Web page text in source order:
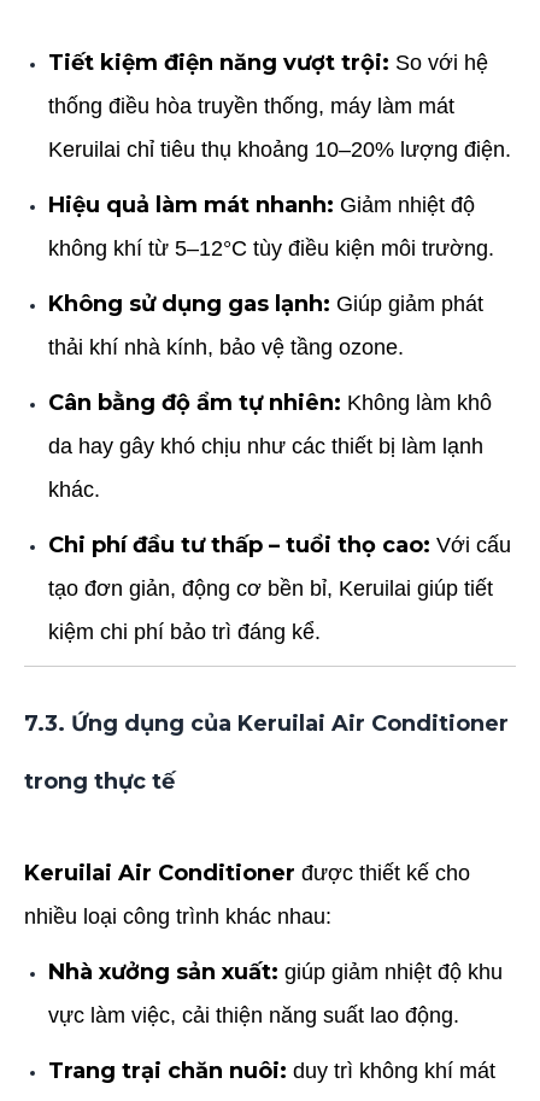
Tiết kiệm điện năng vượt trội: So với hệ
thống điều hòa truyền thống, máy làm mát
Keruilai chỉ tiêu thụ khoảng 10–20% lượng điện.
Hiệu quả làm mát nhanh: Giảm nhiệt độ
không khí từ 5–12°C tùy điều kiện môi trường.
Không sử dụng gas lạnh: Giúp giảm phát
thải khí nhà kính, bảo vệ tầng ozone.
Cân bằng độ ẩm tự nhiên: Không làm khô
da hay gây khó chịu như các thiết bị làm lạnh
khác.
Chi phí đầu tư thấp – tuổi thọ cao: Với cấu
tạo đơn giản, động cơ bền bỉ, Keruilai giúp tiết
kiệm chi phí bảo trì đáng kể.
7.3. Ứng dụng của Keruilai Air Conditioner
trong thực tế
Keruilai Air Conditioner được thiết kế cho
nhiều loại công trình khác nhau:
Nhà xưởng sản xuất: giúp giảm nhiệt độ khu
vực làm việc, cải thiện năng suất lao động.
Trang trại chăn nuôi: duy trì không khí mát